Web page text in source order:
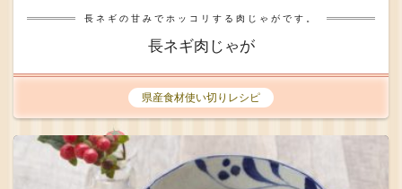
長ネギの甘みでホッコリする肉じゃがです。
長ネギ肉じゃが
県産食材使い切りレシピ